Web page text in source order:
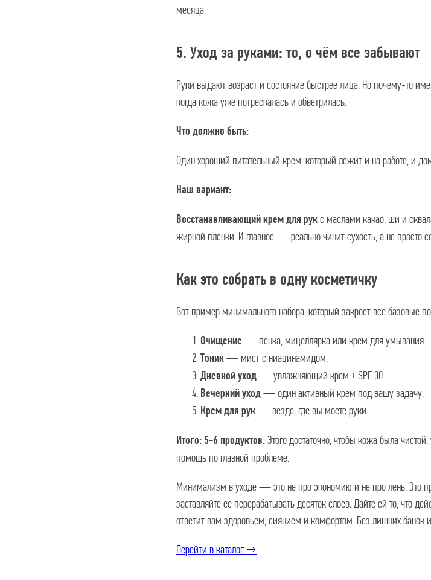
месяца.
5. Уход за руками: то, о чём все забывают
Руки выдают возраст и состояние быстрее лица. Но почему-то
когда кожа уже потрескалась и обветрилась.
Что должно быть:
Один хороший питательный крем, который лежит и на работе, и
Наш вариант:
Восстанавливающий крем для рук с маслами какао, ши и
жирной плёнки. И главное — реально чинит сухость, а не просто
Как это собрать в одну косметичку
Вот пример минимального набора, который закроет все базовые
Очищение — пенка, мицеллярка или крем для умывания.
Тоник — мист с ниацинамидом.
Дневной уход — увлажняющий крем + SPF 30.
Вечерний уход — один активный крем под вашу задачу.
Крем для рук — везде, где вы моете руки.
Итого: 5-6 продуктов. Этого достаточно, чтобы кожа была
помощь по главной проблеме.
Минимализм в уходе — это не про экономию и не про лень. Это
заставляйте её перерабатывать десяток слоёв. Дайте ей то, что
ответит вам здоровьем, сиянием и комфортом. Без лишних банок
Перейти в каталог →